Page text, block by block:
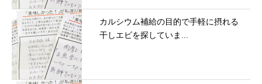
カルシウム補給の目的で手軽に摂れる
干しエビを探していま...